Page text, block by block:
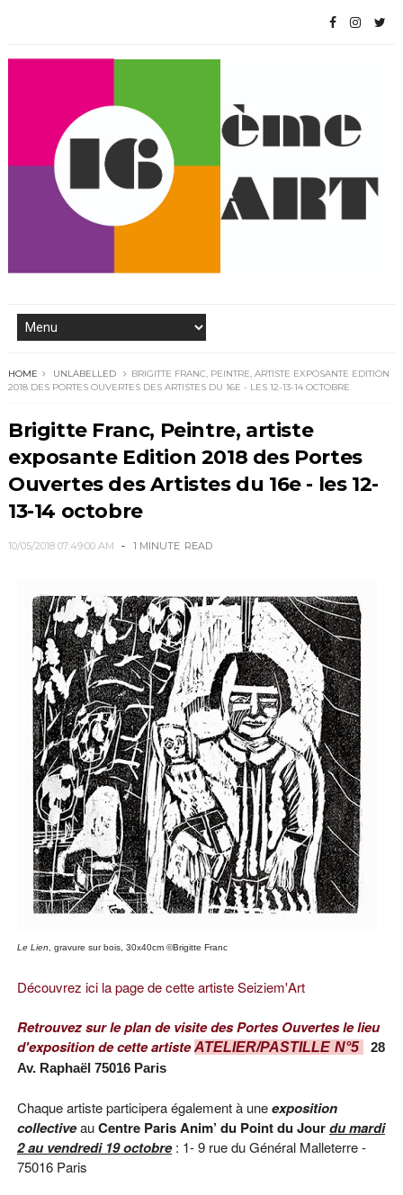
HOME UNLABELLED
BRIGITTE FRANC, PEINTRE, ARTISTE EXPOSANTE EDITION
2018 DES PORTES OUVERTES DES ARTISTES DU 16E - LES 12-13-14 OCTOBRE
Brigitte Franc, Peintre, artiste
exposante Edition 2018 des Portes
Ouvertes des Artistes du 16e - les 12-
13-14 octobre
10/05/2018 07:49:00 AM 1 MINUTE READ
Le Lien , gravure sur bois, 30x40cm ©Brigitte Franc
Découvrez ici la page de cette artiste Seiziem'Art
Retrouvez sur le plan de visite des Portes Ouvertes le lieu
d'exposition de cette artisteATELIER/PASTILLE N°5
28
Av. Raphaël 75016 Paris
Chaque artiste participera également à uneexposition
collectiveauCentre Paris Anim’ du Point du Jourdu mardi
2 au vendredi 19 octobre: 1- 9 rue du Général Malleterre -
75016 Paris